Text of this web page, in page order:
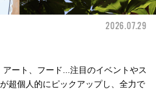
2026.07.29
ート、フード...注目のイベントやス
超個人的にピックアップし、全力で